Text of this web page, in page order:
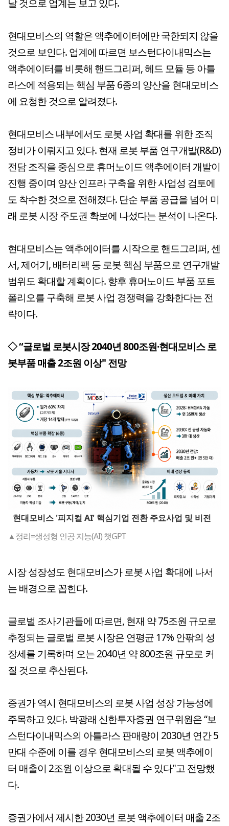
날 것으로 업계는 보고 있다.
현대모비스의 역할은 액추에이터에만 국한되지 않을
것으로 보인다. 업계에 따르면 보스턴다이내믹스는
액추에이터를 비롯해 핸드그리퍼, 헤드 모듈 등 아틀
라스에 적용되는 핵심 부품 6종의 양산을 현대모비스
에 요청한 것으로 알려졌다.
현대모비스 내부에서도 로봇 사업 확대를 위한 조직
정비가 이뤄지고 있다. 현재 로봇 부품 연구개발(R&D)
전담 조직을 중심으로 휴머노이드 액추에이터 개발이
진행 중이며 양산 인프라 구축을 위한 사업성 검토에
도 착수한 것으로 전해졌다. 단순 부품 공급을 넘어 미
래 로봇 시장 주도권 확보에 나섰다는 분석이 나온다.
현대모비스는 액추에이터를 시작으로 핸드그리퍼, 센
서, 제어기, 배터리팩 등 로봇 핵심 부품으로 연구개발
범위도 확대할 계획이다. 향후 휴머노이드 부품 포트
폴리오를 구축해 로봇 사업 경쟁력을 강화한다는 전
략이다.
◇ “글로벌 로봇시장 2040년 800조원·현대모비스 로
봇부품 매출 2조원 이상" 전망
현대모비스 '피지컬 AI' 핵심기업 전환 주요사업 및 비전
▲정리=생성형 인공 지능(AI) 챗GPT
시장 성장성도 현대모비스가 로봇 사업 확대에 나서
는 배경으로 꼽힌다.
글로벌 조사기관들에 따르면, 현재 약 75조원 규모로
추정되는 글로벌 로봇 시장은 연평균 17% 안팎의 성
장세를 기록하며 오는 2040년 약 800조원 규모로 커
질 것으로 추산된다.
증권가 역시 현대모비스의 로봇 사업 성장 가능성에
주목하고 있다. 박광래 신한투자증권 연구위원은 “보
스턴다이내믹스의 아틀라스 판매량이 2030년 연간 5
만대 수준에 이를 경우 현대모비스의 로봇 액추에이
터 매출이 2조원 이상으로 확대될 수 있다"고 전망했
다.
증권가에서 제시한 2030년 로봇 액추에이터 매출 2조